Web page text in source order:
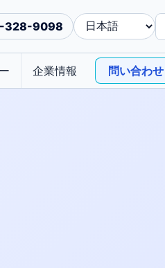
328-9098
企業情報 問い合わせ